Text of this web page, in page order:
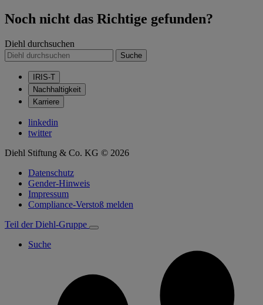
Noch nicht das Richtige gefunden?
Diehl durchsuchen
Suche
IRIS-T
Nachhaltigkeit
Karriere
linkedin
twitter
Diehl Stiftung & Co. KG © 2026
Datenschutz
Gender-Hinweis
Impressum
Compliance-Verstoß melden
Teil der Diehl-Gruppe
Suche